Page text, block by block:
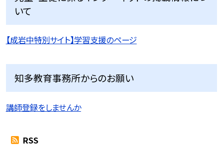
いて
【成岩中特別サイト】学習支援のページ
知多教育事務所からのお願い
講師登録をしませんか
RSS